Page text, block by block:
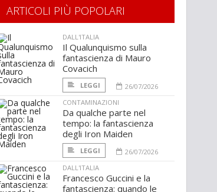
ARTICOLI PIÙ POPOLARI
DALL'ITALIA
Il Qualunquismo sulla
fantascienza di Mauro
Covacich
LEGGI
26/07/2026
CONTAMINAZIONI
Da qualche parte nel
tempo: la fantascienza
degli Iron Maiden
LEGGI
26/07/2026
DALL'ITALIA
Francesco Guccini e la
fantascienza: quando le